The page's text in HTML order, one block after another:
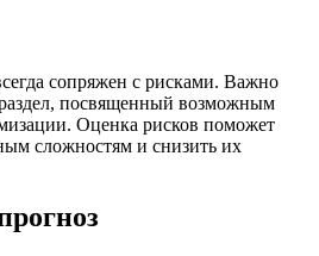
сопряжен с рисками. Важно
посвященный возможным
Оценка рисков поможет
сложностям и снизить их